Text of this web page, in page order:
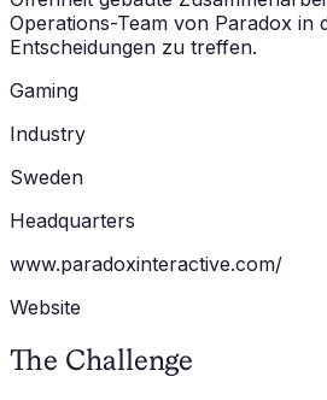
Operations-Team von Paradox in
Entscheidungen zu treffen.
Gaming
Industry
Sweden
Headquarters
www.paradoxinteractive.com/
Website
The Challenge